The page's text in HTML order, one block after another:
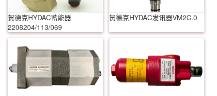
贺德克HYDAC蓄能器
2208204/113/069
贺德克HYDAC发讯器VM2C.0